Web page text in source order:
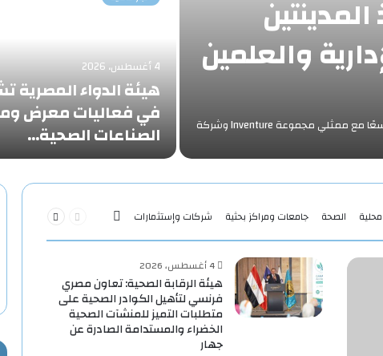
والعلمين
‎عقد الدكتور خالد عبدالغفار وزير الصحة والسكاناجتماعًا موسعًا مع ممثلي مجموعة Inventure وشركة
4 أغسطس، 2026
هيئة الدواء المصرية
في فعاليات معرض
الصناعات الصحية…
محلية الصحة جامعات ومراكز بحثية شركات وإستثمارات
الصفحة
4 أغسطس، 2026
هيئة الرقابة الصحية: تعاون مصري
فرنسي لتأهيل الكوادر الصحية على
متطلبات التميز للمنشآت الصحية
الخضراء والمستدامة الصادرة عن
جهار